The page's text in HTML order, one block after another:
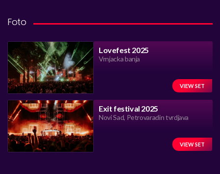
Foto
Lovefest 2025
Vrnjacka banja
VIEW SET
Exit festival 2025
Novi Sad, Petrovaradin tvrdjava
VIEW SET